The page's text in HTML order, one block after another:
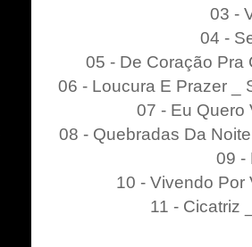
03 -
04 -
05 - De Coração Pra
06 - Loucura E Prazer _
07 - Eu Quero
08 - Quebradas Da
09 -
10 - Vivendo Por
11 - Cicatriz